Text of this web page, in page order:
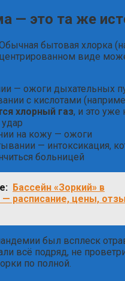
— это та же
бытовая хлорка
виде
— ожоги дыхательных
с кислотами
хлорный газ, и это уже
на кожу — ожоги
— интоксикация,
больницей
Бассейн «Зоркий» в
— расписание, цены,
был всплеск
всё подряд, не
по полной.